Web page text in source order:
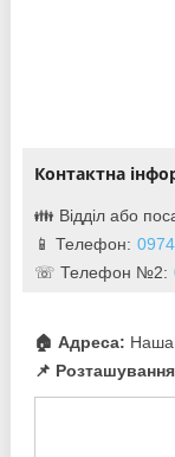
Контактна
🏠 Адреса: Наша
📌